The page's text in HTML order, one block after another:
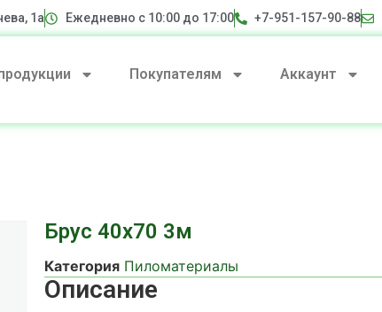
1а Ежедневно с 10:00 до 17:00 +7-951-157-90-88
Покупателям Аккаунт
Брус 40х70 3м
Категория Пиломатериалы
Описание